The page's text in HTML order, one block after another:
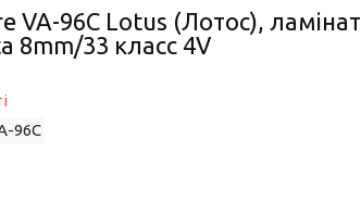
VA-96C Lotus (Лотос), ламінат
8mm/33 класс 4V
96C